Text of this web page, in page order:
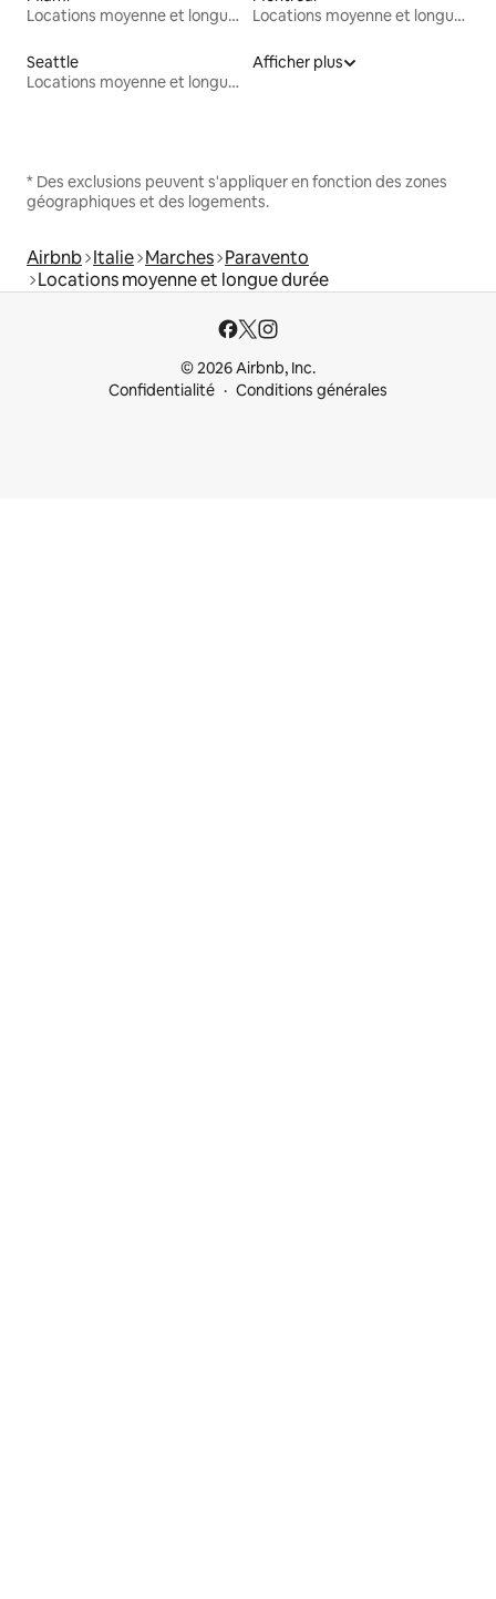
Locations moyenne et longue durée
Locations moyenne et longue durée
Seattle
Locations moyenne et longue durée
Afficher plus
* Des exclusions peuvent s'appliquer en fonction des zones
géographiques et des logements.
Airbnb Italie Marches Paravento
Locations moyenne et longue durée
© 2026 Airbnb, Inc.
Confidentialité
Conditions générales